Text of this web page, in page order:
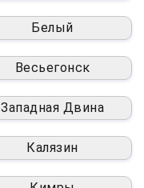
Белый
Весьегонск
Западная Двина
Калязин